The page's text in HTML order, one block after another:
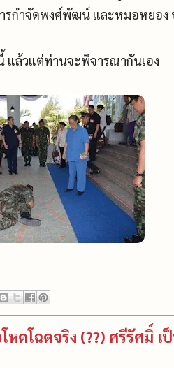
รกำจัดพงศ์พัฒน์ และหมอหยอง
แล้วแต่ท่านจะพิจารณากันเอง
โหดโฉดจริง (??) ศรีรัศมิ์